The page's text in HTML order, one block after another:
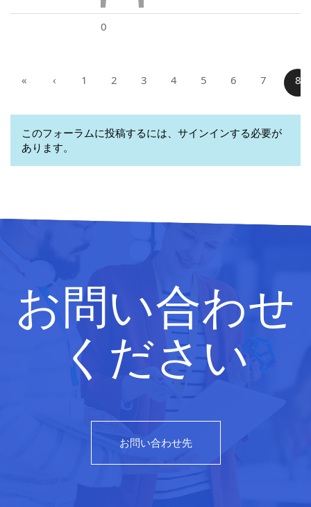
0
« ‹ 1 2 3 4 5 6 7 8
このフォーラムに投稿するには、サインインする必要が
あります。
お問い合わせ
ください
お問い合わせ先